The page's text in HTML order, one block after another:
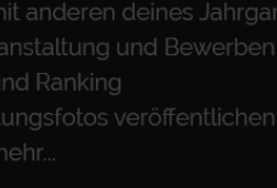
Werbung